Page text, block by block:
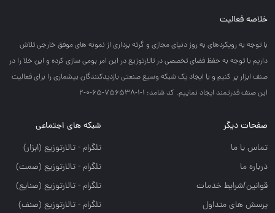
خلاصه فعالیت
با توجه به رويكردهاي به روز دنياي مجازي و گرته برداري از نمونه هاي موفق خارجي تلاش
داريم با توجه به حفظ فضاي تخصصي در تالارتوزيع در اين امر بومي سازي كرده و اين خلا را در
صنف ابزار پر كنيم و با ايجاد يك شبكه وسيع صنعتي بازديدكنندگان بيشماري را براي فعاليت
اين صنف قدرتمند ايجاد نماييم. کد شامد: 1-1-756538-65-0-2
صفحات دیگر
تماس با ما
درباره ما
قوانین/شرایط خدمات
پرسش های متداول
شبکه های اجتماعی
تلگرام - تالارتوزيع (ابزار)
تلگرام - تالارتوزيع (صمت)
تلگرام - تالارتوزيع (صنايع)
تلگرام - تالارتوزیع (صنف)